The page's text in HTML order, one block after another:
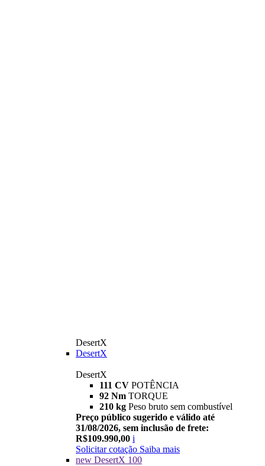
DesertX
DesertX
DesertX
111 CV POTÊNCIA
92 Nm TORQUE
210 kg Peso bruto sem combustível
Preço público sugerido e válido até
31/08/2026, sem inclusão de frete:
R$109.990,00 i
Solicitar cotação Saiba mais
new DesertX 100